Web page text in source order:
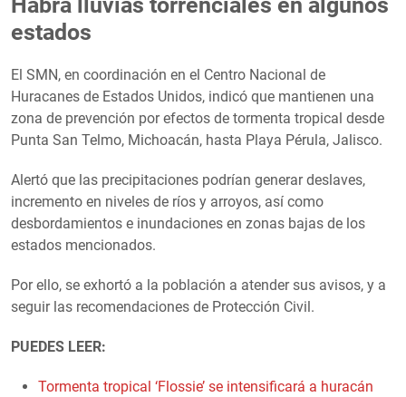
Habrá lluvias torrenciales en algunos
estados
El SMN, en coordinación en el Centro Nacional de
Huracanes de Estados Unidos, indicó que mantienen una
zona de prevención por efectos de tormenta tropical desde
Punta San Telmo, Michoacán, hasta Playa Pérula, Jalisco.
Alertó que las precipitaciones podrían generar deslaves,
incremento en niveles de ríos y arroyos, así como
desbordamientos e inundaciones en zonas bajas de los
estados mencionados.
Por ello, se exhortó a la población a atender sus avisos, y a
seguir las recomendaciones de Protección Civil.
PUEDES LEER:
Tormenta tropical ‘Flossie’ se intensificará a huracán